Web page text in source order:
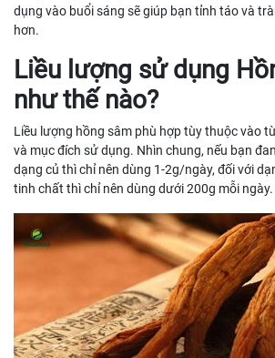
dụng vào buổi sáng sẽ giúp bạn tỉnh táo và
hơn.
Liều lượng sử dụng
như thế nào?
Liều lượng hồng sâm phù hợp tùy thuộc vào
và mục đích sử dụng. Nhìn chung, nếu bạn
dạng củ thì chỉ nên dùng 1-2g/ngày, đối với
tinh chất thì chỉ nên dùng dưới 200g mỗi ngày.